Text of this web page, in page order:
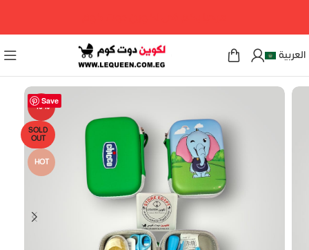
العربية
Save
-19%
SOLD
OUT
HOT